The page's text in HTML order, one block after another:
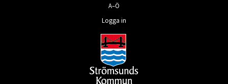
A–Ö
Logga in